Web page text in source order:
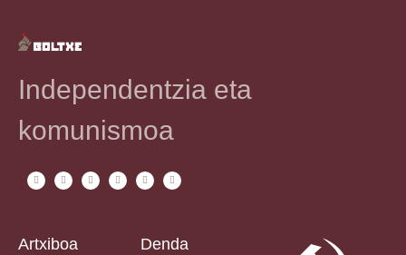
Independentzia eta
komunismoa
Artxiboa Denda